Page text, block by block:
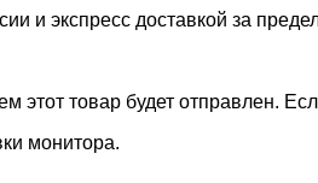
и экспресс доставкой за
этот товар будет отправлен.
монитора.